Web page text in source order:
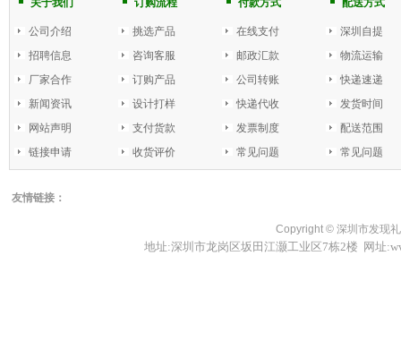
关于我们
公司介绍
招聘信息
厂家合作
新闻资讯
网站声明
链接申请
订购流程
挑选产品
咨询客服
订购产品
设计打样
支付货款
收货评价
付款方式
在线支付
邮政汇款
公司转账
快递代收
发票制度
常见问题
配送方式
深圳自提
物流运输
快递速递
发货时间
配送范围
常见问题
友情链接：
Copyright © 深圳市发现
地址:深圳市龙岗区坂田江灏工业区7栋2楼 网址